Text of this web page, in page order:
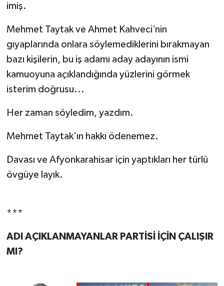
imiş.
Mehmet Taytak ve Ahmet Kahveci’nin
gıyaplarında onlara söylemediklerini bırakmayan
bazı kişilerin, bu iş adamı aday adayının ismi
kamuoyuna açıklandığında yüzlerini görmek
isterim doğrusu...
Her zaman söyledim, yazdım.
Mehmet Taytak’ın hakkı ödenemez.
Davası ve Afyonkarahisar için yaptıkları her türlü
övgüye layık.
***
ADI AÇIKLANMAYANLAR PARTİSİ İÇİN ÇALIŞIR
MI?